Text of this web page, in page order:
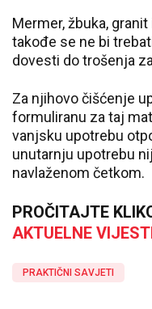
Mermer, žbuka,
takođe se ne bi
dovesti do trošenja
Za njihovo čišćenje
formuliranu za taj
vanjsku upotrebu
unutarnju upotrebu
navlaženom četkom.
PROČITAJTE
AKTUELNE
PRAKTIČNI SAVJETI